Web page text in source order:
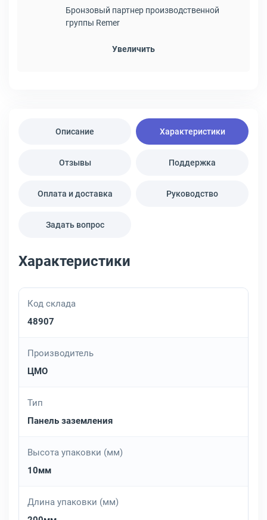
Бронзовый партнер производственной
группы Remer
Увеличить
Описание Характеристики
Отзывы Поддержка
Оплата и доставка Руководство
Задать вопрос
Характеристики
Код склада
48907
Производитель
ЦМО
Тип
Панель заземления
Высота упаковки (мм)
10мм
Длина упаковки (мм)